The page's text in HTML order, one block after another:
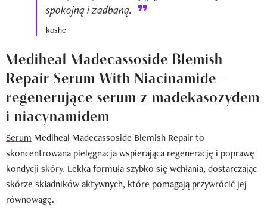
spokojną i zadbaną.
koshe
Mediheal Madecassoside Blemish
Repair Serum With Niacinamide –
regenerujące serum z madekasozydem
i niacynamidem
Serum Mediheal Madecassoside Blemish Repair to
skoncentrowana pielęgnacja wspierająca regenerację i poprawę
kondycji skóry. Lekka formuła szybko się wchłania, dostarczając
skórze składników aktywnych, które pomagają przywrócić jej
równowagę.